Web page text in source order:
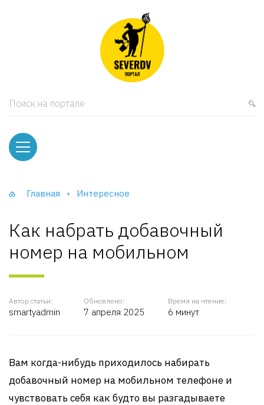
Поиск на портале
Главная Интересное
Как набрать добавочный
номер на мобильном
Автор статьи:
smartyadmin
Обновлено:
7 апреля 2025
Время на чтение:
6 минут
Вам когда-нибудь приходилось набирать
добавочный номер на мобильном телефоне и
чувствовать себя как будто вы разгадываете
и тумбы
и Шкафы-Купе